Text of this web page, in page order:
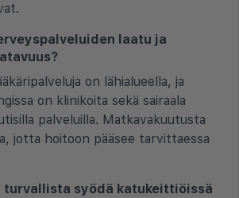
laatu ja
on lähialueella, ja
on klinikoita sekä sairaala
palveluilla. Matkavakuutusta
jotta hoitoon pääsee tarvittaessa
turvallista syödä katukeittiöissä